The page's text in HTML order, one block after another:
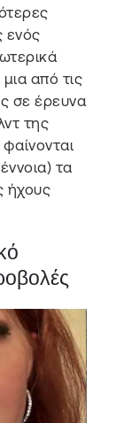
ενός
από τις
σε έρευνα
της
τα
ήχους